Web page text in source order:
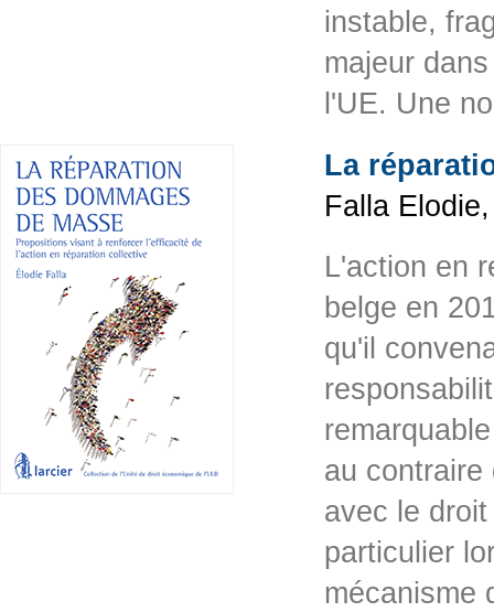
instable,
majeur
l'UE. Une
La
Falla
L'action en
belge en
qu'il
au
avec le
particulier
mécanisme